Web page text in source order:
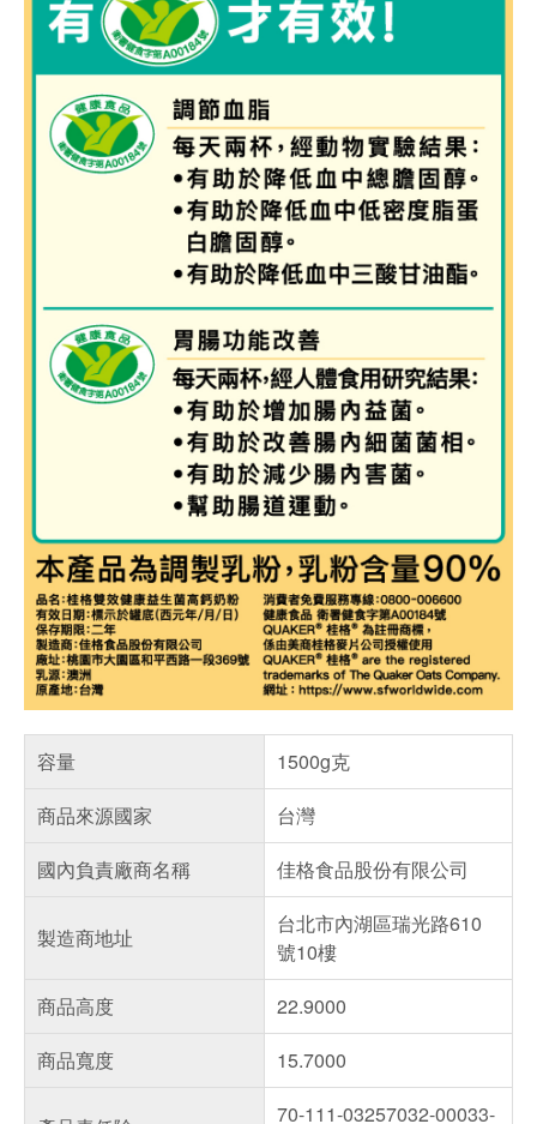
容量
1500g克
商品來源國家
台灣
國內負責廠商名稱
佳格食品股份有限公司
製造商地址
台北市內湖區瑞光路610
號10樓
商品高度
22.9000
商品寬度
15.7000
70-111-03257032-00033-